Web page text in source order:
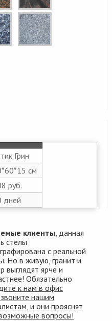
Грин
см
руб.
дней
клиенты , данная
стелы
с реальной
Но в живую, гранит и
выглядят ярче и
Обязательно
к нам в офис
нашим
и они прояснят
вопросы!